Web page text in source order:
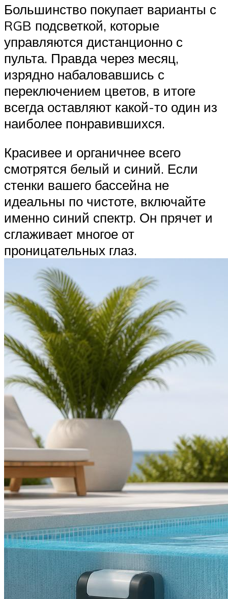
Большинство покупает варианты с
RGB подсветкой, которые
управляются дистанционно с
пульта. Правда через месяц,
изрядно набаловавшись с
переключением цветов, в итоге
всегда оставляют какой-то один из
наиболее понравившихся.
Красивее и органичнее всего
смотрятся белый и синий. Если
стенки вашего бассейна не
идеальны по чистоте, включайте
именно синий спектр. Он прячет и
сглаживает многое от
проницательных глаз.